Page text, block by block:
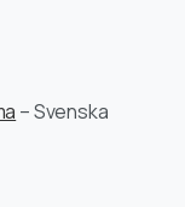
– Svenska